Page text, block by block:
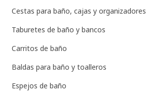
Cestas para baño, cajas y organizadores
Taburetes de baño y bancos
Carritos de baño
Baldas para baño y toalleros
Espejos de baño